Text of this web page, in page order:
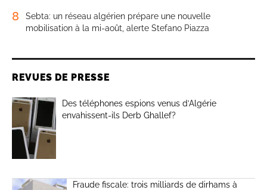
8
Sebta: un réseau algérien prépare une nouvelle
mobilisation à la mi-août, alerte Stefano Piazza
REVUES DE PRESSE
Des téléphones espions venus d’Algérie
envahissent-ils Derb Ghallef?
Fraude fiscale: trois milliards de dirhams à